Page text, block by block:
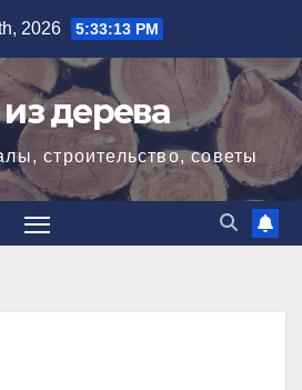
2026 5:33:14 PM
дерева
строительство, советы